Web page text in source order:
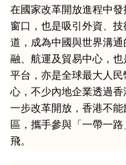
在國家改革開放進程中
窗口，也是吸引外資、
道，成為中國與世界溝
融、航運及貿易中心，
平台，亦是全球最大人
心，不少內地企業透過
一步改革開放，香港不
區，攜手參與「一帶一
飛。